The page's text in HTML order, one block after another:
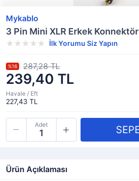
Mykablo
3 Pin Mini XLR Erkek Konnektör
İlk Yorumu Siz Yapın
239,40 TL
%16 287,28 TL
Havale / Eft
227,43 TL
Adet
Ürün Açıklaması